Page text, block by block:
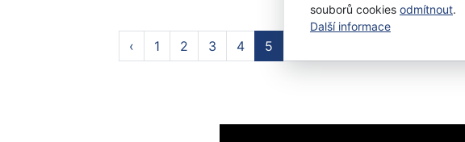
souborů cookies odmítnout.
Další informace
‹ 1 2 3 4 5